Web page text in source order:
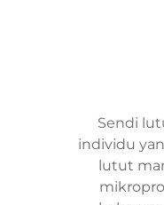
Sendi
individu
lutut